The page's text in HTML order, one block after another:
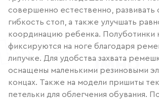
совершенно естественно, развивать
гибкость стоп, а также улучшать
координацию ребенка. Полуботинки
фиксируются на ноге благодаря
липучке. Для удобства захвата
оснащены маленькими резиновыми
концах. Также на модели пришиты
петельки для облегчения обувания.